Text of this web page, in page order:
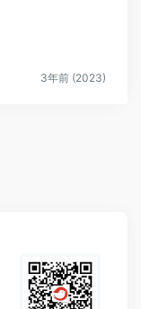
3年前 (2023)